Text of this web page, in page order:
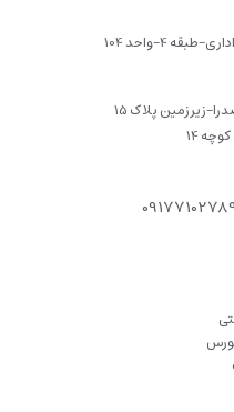
زیرزمین پلاک 15
14